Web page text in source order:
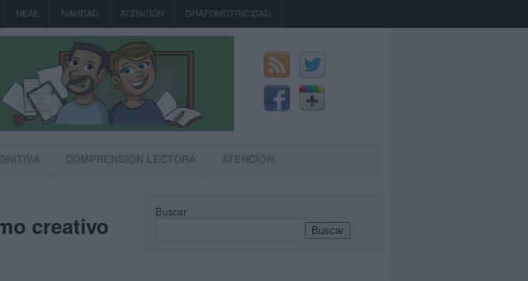
NEAE NAVIDAD ATENCIÓN GRAFOMOTRICIDAD
COMPRENSIÓN LECTORA ATENCIÓN
creativo Buscar
Buscar